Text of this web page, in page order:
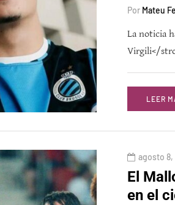
Por Mateu
La noticia
Virgili</
LEER
agosto 8,
El
en el